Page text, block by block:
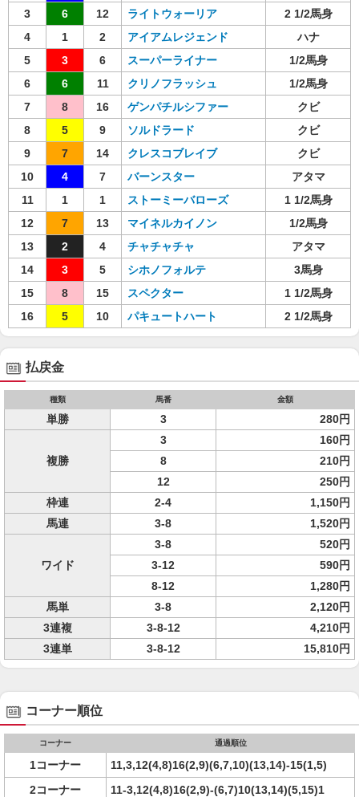
3
6 12 ライトウォーリア
2 1/2馬身
4
1 2 アイアムレジェンド
ハナ
5
3 6 スーパーライナー
1/2馬身
6
6 11 クリノフラッシュ
1/2馬身
7
8 16 ゲンパチルシファー
クビ
8
5 9 ソルドラード
クビ
9
7 14 クレスコブレイブ
クビ
10
4 7 バーンスター
アタマ
11
1 1 ストーミーバローズ
1 1/2馬身
12
7 13 マイネルカイノン
1/2馬身
13
2 4 チャチャチャ
アタマ
14
3 5 シホノフォルテ
3馬身
15
8 15 スペクター
1 1/2馬身
16
5 10 パキュートハート 2 1/2馬身
払戻金
種類 馬番 金額
単勝 3 280円
複勝
3
160円
8
210円
12
250円
枠連
2-4
1,150円
馬連
3-8 1,520円
ワイド
3-8
520円
3-12
590円
8-12
1,280円
馬単
3-8
2,120円
3連複
3-8-12
4,210円
3連単
3-8-12 15,810円
コーナー順位
コーナー 通過順位
1コーナー
11,3,12(4,8)16(2,9)(6,7,10)(13,14)-15(1,5)
2コーナー
11-3,12(4,8)16(2,9)-(6,7)10(13,14)(5,15)1